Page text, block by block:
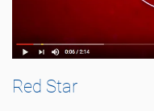
Red Star